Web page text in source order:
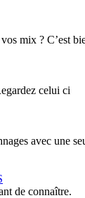
mix ? C’est
celui ci
avec une
de connaître.